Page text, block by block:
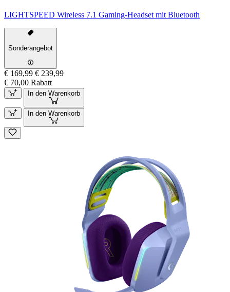
LIGHTSPEED Wireless 7.1 Gaming-Headset mit Bluetooth
Sonderangebot
€ 169,99 € 239,99
€ 70,00 Rabatt
In den Warenkorb
In den Warenkorb